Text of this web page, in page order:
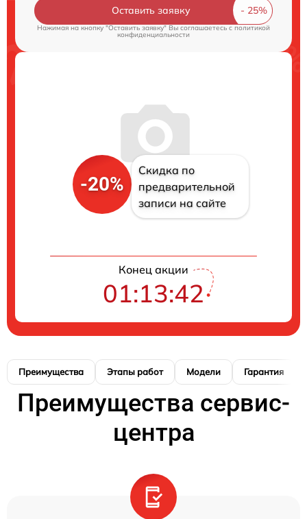
Оставить заявку
Нажимая на кнопку "Оставить заявку" Вы соглашаетесь cполитикой
конфиденциальности
-20%
Скидка по
предварительной
записи на сайте
Конец акции
01:13:41
Преимущества Этапы работ Модели Гарантия
Преимущества сервис-
центра